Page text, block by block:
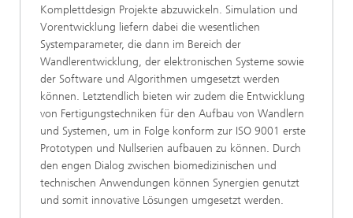
Komplettdesign Projekte abzuwickeln. Simulation und
Vorentwicklung liefern dabei die wesentlichen
Systemparameter, die dann im Bereich der
Wandlerentwicklung, der elektronischen Systeme sowie
der Software und Algorithmen umgesetzt werden
können. Letztendlich bieten wir zudem die Entwicklung
von Fertigungstechniken für den Aufbau von Wandlern
und Systemen, um in Folge konform zur ISO 9001 erste
Prototypen und Nullserien aufbauen zu können. Durch
den engen Dialog zwischen biomedizinischen und
technischen Anwendungen können Synergien genutzt
und somit innovative Lösungen umgesetzt werden.